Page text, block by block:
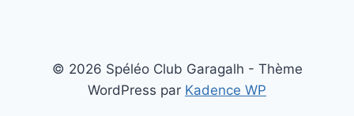
© 2026 Spéléo Club Garagalh - Thème
WordPress par Kadence WP